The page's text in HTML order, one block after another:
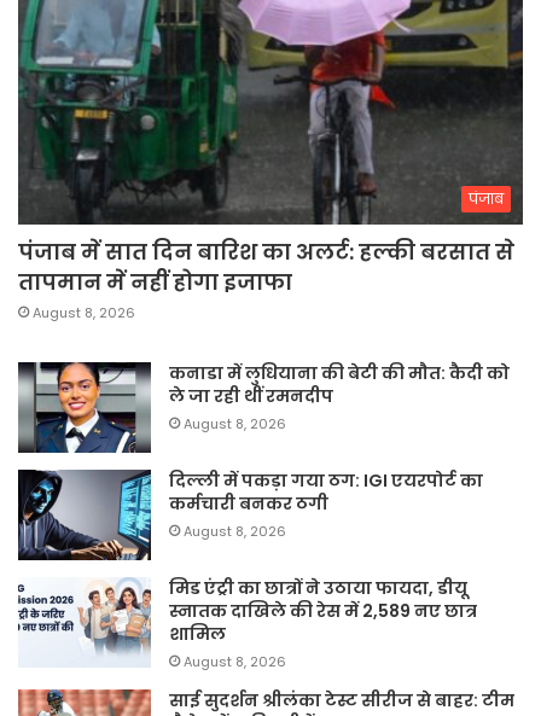
पंजाब
पंजाब में सात दिन बारिश का अलर्ट: हल्की बरसात से
तापमान में नहीं होगा इजाफा
August 8, 2026
कनाडा में लुधियाना की बेटी की माैत: कैदी को
ले जा रही थीं रमनदीप
August 8, 2026
दिल्ली में पकड़ा गया ठग: IGI एयरपोर्ट का
कर्मचारी बनकर ठगी
August 8, 2026
मिड एंट्री का छात्रों ने उठाया फायदा, डीयू
स्नातक दाखिले की रेस में 2,589 नए छात्र
शामिल
August 8, 2026
साई सुदर्शन श्रीलंका टेस्ट सीरीज से बाहर: टीम